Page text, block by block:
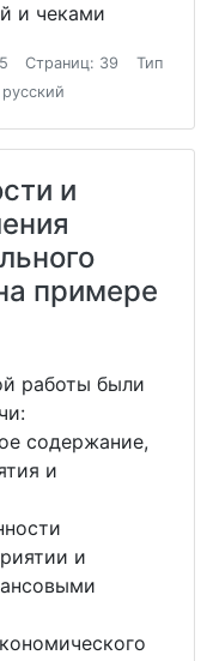
и чеками
Страниц: 39
Тип
и
примере
работы были
содержание,
и
и